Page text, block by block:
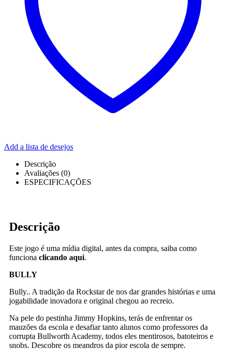
Add a lista de desejos
Descrição
Avaliações (0)
ESPECIFICAÇÕES
Descrição
Este jogo é uma mídia digital, antes da compra, saiba como
funciona clicando aqui.
BULLY
Bully.. A tradição da Rockstar de nos dar grandes histórias e uma
jogabilidade inovadora e original chegou ao recreio.
Na pele do pestinha Jimmy Hopkins, terás de enfrentar os
mauzões da escola e desafiar tanto alunos como professores da
corrupta Bullworth Academy, todos eles mentirosos, batoteiros e
snobs. Descobre os meandros da pior escola de sempre.